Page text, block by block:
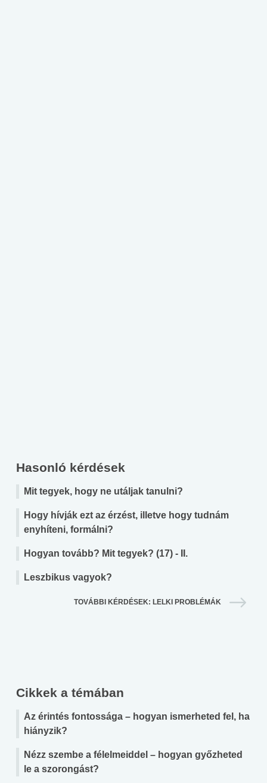
Hasonló kérdések
Mit tegyek, hogy ne utáljak tanulni?
Hogy hívják ezt az érzést, illetve hogy tudnám
enyhíteni, formálni?
Hogyan tovább? Mit tegyek? (17) - II.
Leszbikus vagyok?
TOVÁBBI KÉRDÉSEK: LELKI PROBLÉMÁK
Cikkek a témában
Az érintés fontossága – hogyan ismerheted fel, ha
hiányzik?
Nézz szembe a félelmeiddel – hogyan győzheted
le a szorongást?